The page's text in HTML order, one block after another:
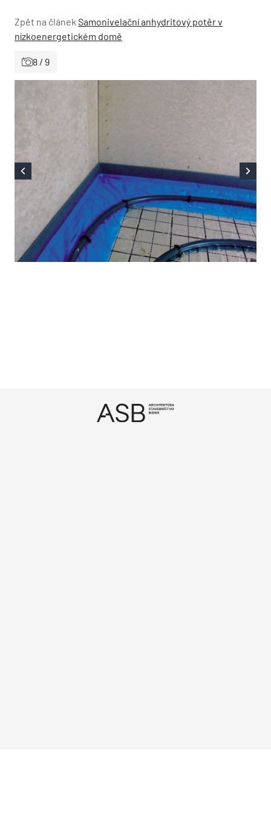
Zpět na článek Samonivelační anhydritový potěr v
nízkoenergetickém domě
8 / 9